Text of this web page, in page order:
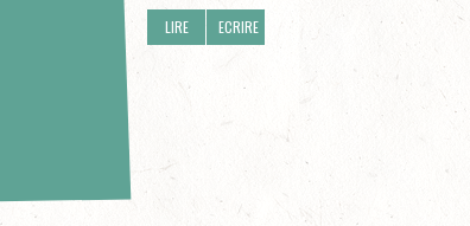
LIRE ECRIRE